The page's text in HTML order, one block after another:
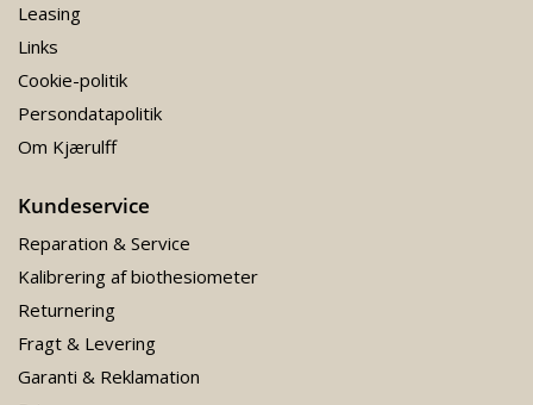
Leasing
Links
Cookie-politik
Persondatapolitik
Om Kjærulff
Kundeservice
Reparation & Service
Kalibrering af biothesiometer
Returnering
Fragt & Levering
Garanti & Reklamation